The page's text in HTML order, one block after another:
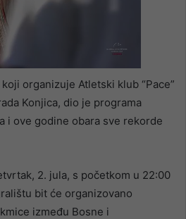
organizuje Atletski klub “Pace”
Konjica, dio je programa
i ove godine obara sve rekorde
2. jula, s početkom u 22:00
bit će organizovano
između Bosne i